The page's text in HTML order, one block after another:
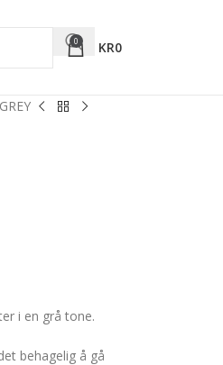
0 KR0
i en grå tone.
behagelig å gå